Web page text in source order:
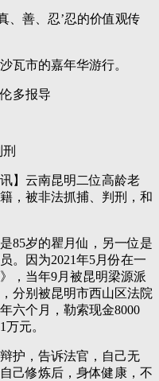
、善、忍’忍的价值观传
瓦市的嘉年华游行。
多报导
】云南昆明二位高龄老
，被非法抓捕、判刑，和
85岁的瞿月仙，另一位是
。因为2021年5月份在一
，当年9月被昆明梁源派
分别被昆明市西山区法院
六个月，勒索现金8000
元。
护，告诉法官，自己无
己修炼后，身体健康，不